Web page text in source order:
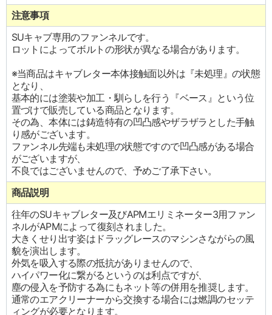
注意事項
SUキャブ専用のファンネルです。
ロットによってボルトの形状が異なる場合があります。
※当商品はキャブレター本体接触面以外は『未処理』の状態
となり、
基本的には塗装や加工・馴らしを行う『ベース』という位
置づけで販売している商品となります。
その為、本体には鋳造特有の凹凸感やザラザラとした手触
り感がございます。
ファンネル先端も未処理の状態ですので凹凸感がある場合
がございますが、
不良ではございませんので、予めご了承下さい。
商品説明
往年のSUキャブレター及びAPMエリミネーター3用ファン
ネルがAPMによって復刻されました。
大きくせり出す姿はドラッグレースのマシンさながらの風
貌を演出します。
外気を吸入する際の抵抗がありませんので、
ハイパワー化に繋がるというのは利点ですが、
塵の侵入を予防する為にもネット等の併用を推奨します。
通常のエアクリーナーから交換する場合には燃調のセッテ
ィングが必要となります。